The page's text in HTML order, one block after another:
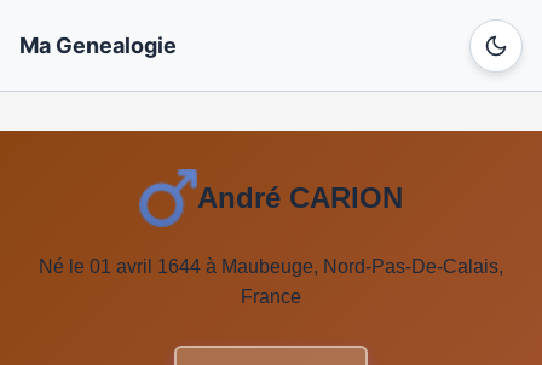
Ma Genealogie
André CARION
Né le 01 avril 1644 à Maubeuge, Nord-Pas-De-Calais,
France